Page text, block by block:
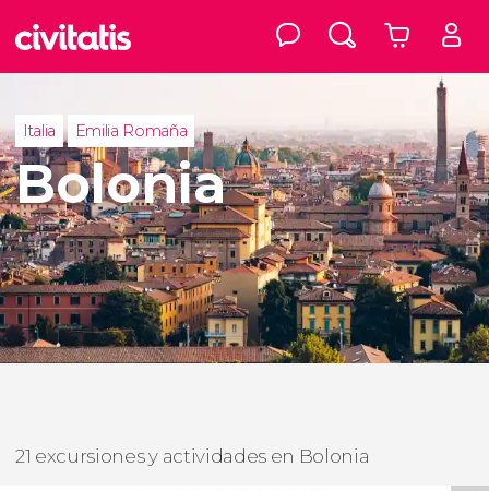
Italia Emilia Romaña
Bolonia
21 excursiones y actividades en Bolonia